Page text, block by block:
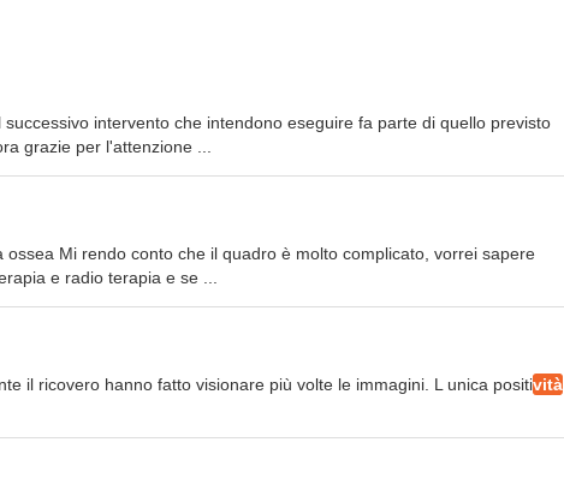
successivo intervento che intendono eseguire fa parte di quello previsto
grazie per l'attenzione ...
ossea Mi rendo conto che il quadro è molto complicato, vorrei sapere
e radio terapia e se ...
il ricovero hanno fatto visionare più volte le immagini. L unica positività